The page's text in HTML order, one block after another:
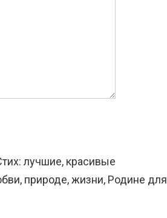
лучшие, красивые
природе, жизни, Родине для